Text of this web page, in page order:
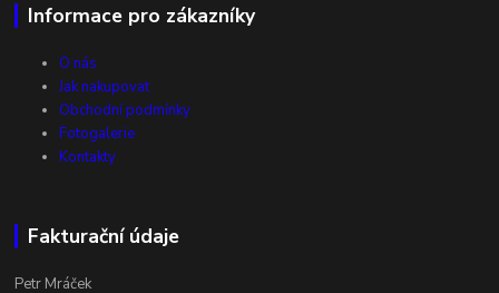
Informace pro zákazníky
O nás
Jak nakupovat
Obchodní podmínky
Fotogalerie
Kontakty
Fakturační údaje
Petr Mráček